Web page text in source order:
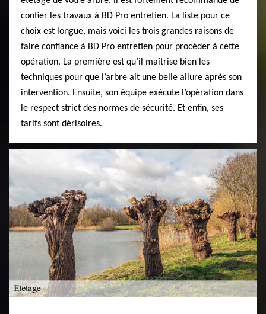
confier les travaux à BD Pro entretien. La liste pour ce
choix est longue, mais voici les trois grandes raisons de
faire confiance à BD Pro entretien pour procéder à cette
opération. La première est qu’il maîtrise bien les
techniques pour que l’arbre ait une belle allure après son
intervention. Ensuite, son équipe exécute l’opération dans
le respect strict des normes de sécurité. Et enfin, ses
tarifs sont dérisoires.